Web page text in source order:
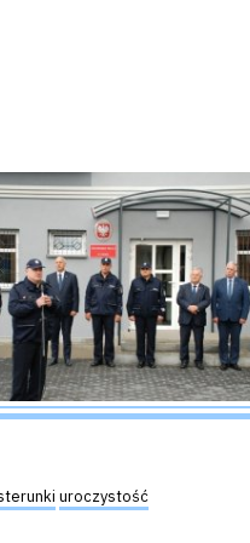
uroczystość